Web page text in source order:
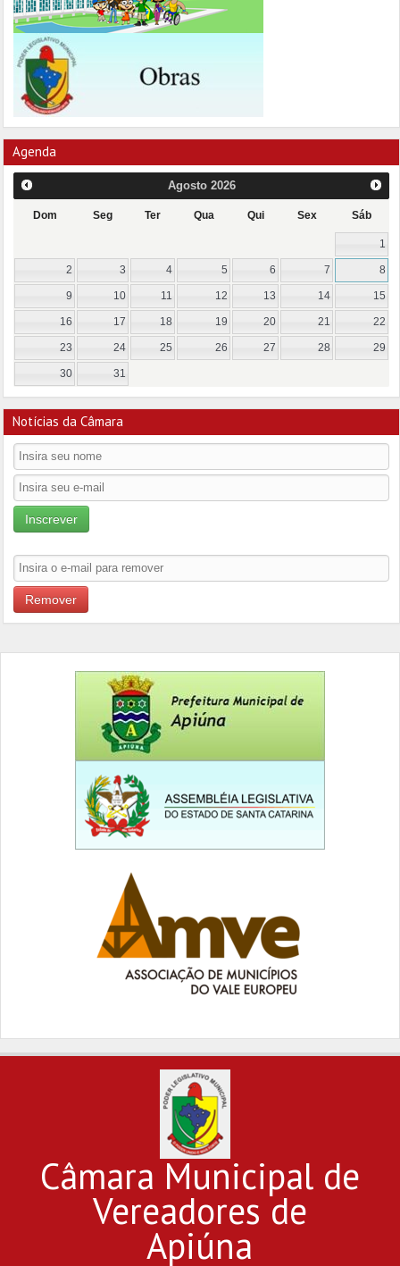
Agenda
Agosto 2026
Dom Seg Ter Qua Qui Sex Sáb
1
2 3 4 5 6 7 8
9 10 11 12 13 14 15
16 17 18 19 20 21 22
23 24 25 26 27 28 29
30 31
Notícias da Câmara
Inscrever
Remover
Câmara Municipal de
Vereadores de
Apiúna